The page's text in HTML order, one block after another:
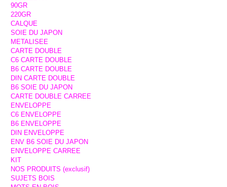
90GR
220GR
CALQUE
SOIE DU JAPON
METALISEE
CARTE DOUBLE
C6 CARTE DOUBLE
B6 CARTE DOUBLE
DIN CARTE DOUBLE
B6 SOIE DU JAPON
CARTE DOUBLE CARREE
ENVELOPPE
C6 ENVELOPPE
B6 ENVELOPPE
DIN ENVELOPPE
ENV B6 SOIE DU JAPON
ENVELOPPE CARREE
KIT
NOS PRODUITS (exclusif)
SUJETS BOIS